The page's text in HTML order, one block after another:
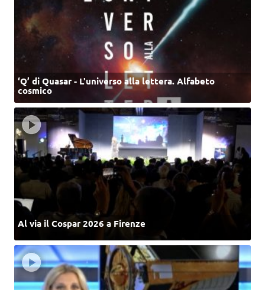
‘Q’ di Quasar - L'universo alla lettera. Alfabeto
cosmico
Al via il Cospar 2026 a Firenze